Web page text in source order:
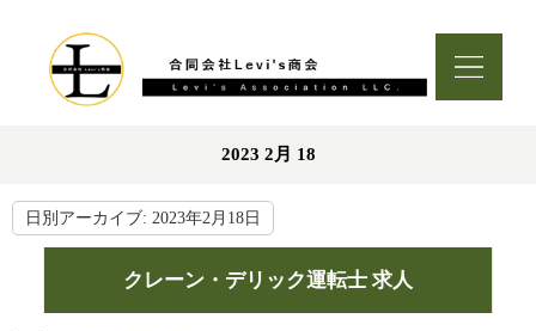
2023 2月 18
日別アーカイブ: 2023年2月18日
クレーン・デリック運転士 求人